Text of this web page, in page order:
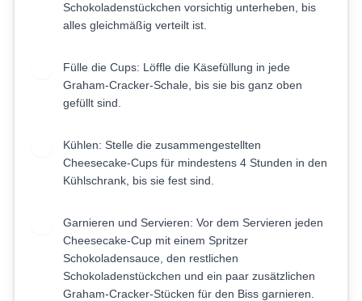
Schokoladenstückchen vorsichtig unterheben, bis
alles gleichmäßig verteilt ist.
Fülle die Cups: Löffle die Käsefüllung in jede
Graham-Cracker-Schale, bis sie bis ganz oben
gefüllt sind.
Kühlen: Stelle die zusammengestellten
Cheesecake-Cups für mindestens 4 Stunden in den
Kühlschrank, bis sie fest sind.
Garnieren und Servieren: Vor dem Servieren jeden
Cheesecake-Cup mit einem Spritzer
Schokoladensauce, den restlichen
Schokoladenstückchen und ein paar zusätzlichen
Graham-Cracker-Stücken für den Biss garnieren.